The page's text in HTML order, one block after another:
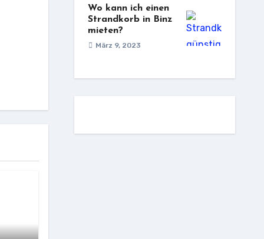
Wo kann ich einen
Strandkorb in Binz
mieten?
März 9, 2023